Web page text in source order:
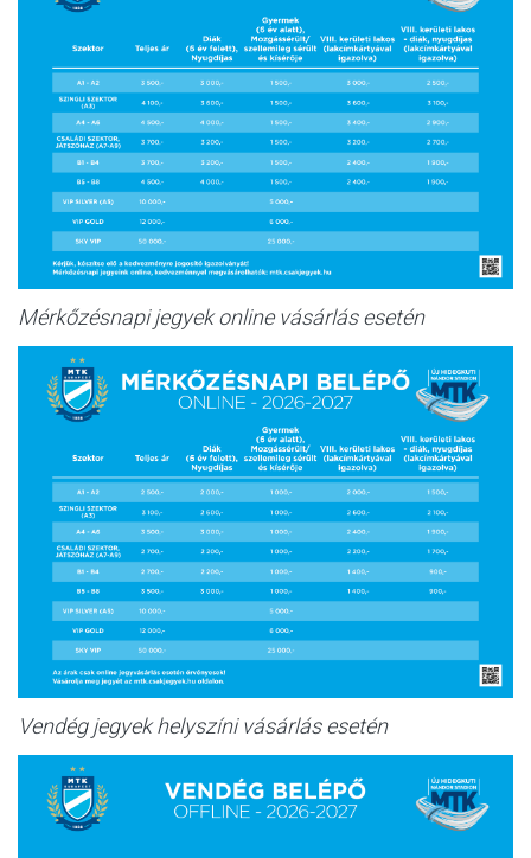
Mérkőzésnapi jegyek online vásárlás esetén
Vendég jegyek helyszíni vásárlás esetén